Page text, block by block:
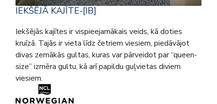
IEKŠĒJĀ KAJĪTE-[IB]
Iekšējās kajītes ir vispieejamākais veids, kā doties
kruīzā. Tajās ir vieta līdz četriem viesiem, piedāvājot
divas zemākās gultas, kuras var pārveidot par “queen-
size” izmēra gultu, kā arī papildu guļvietas diviem
viesiem.